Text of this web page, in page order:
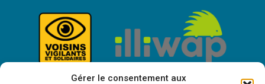
Gérer le consentement aux